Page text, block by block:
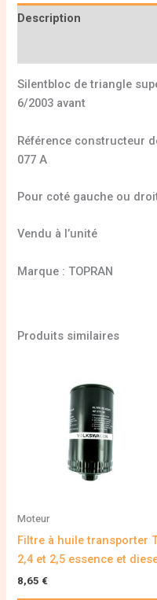
Description
Silentbloc de triangle
6/2003 avant
Référence constructeur
077 A
Pour coté gauche ou
Vendu à l’unité
Marque : TOPRAN
Produits similaires
Moteur
Filtre à huile transporter
2,4 et 2,5 essence et
8,65 €